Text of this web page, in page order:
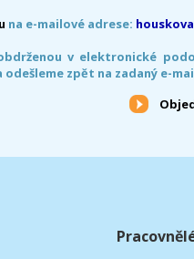
na e-mailové adrese:
v elektronické
odešleme zpět na zadaný e-